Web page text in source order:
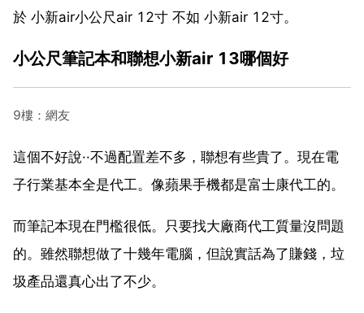
於 小新air小公尺air 12寸 不如 小新air 12寸。
小公尺筆記本和聯想小新air 13哪個好
9樓：網友
這個不好說··不過配置差不多，聯想有些貴了。現在電
子行業基本全是代工。像蘋果手機都是富士康代工的。
而筆記本現在門檻很低。只要找大廠商代工質量沒問題
的。雖然聯想做了十幾年電腦，但說實話為了賺錢，垃
圾產品還真心出了不少。